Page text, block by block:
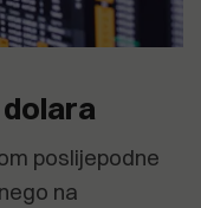
poslijepodne
na